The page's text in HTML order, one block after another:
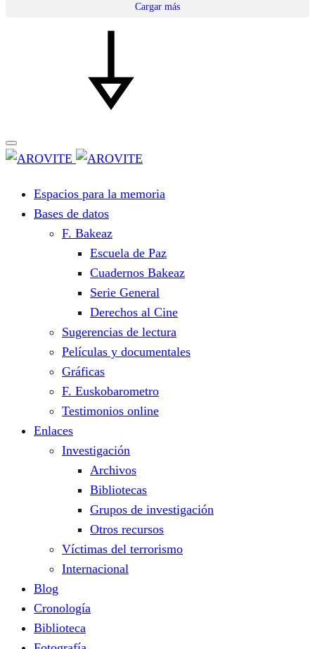
Cargar más
Espacios para la memoria
Bases de datos
F. Bakeaz
Escuela de Paz
Cuadernos Bakeaz
Serie General
Derechos al Cine
Sugerencias de lectura
Películas y documentales
Gráficas
F. Euskobarometro
Testimonios online
Enlaces
Investigación
Archivos
Bibliotecas
Grupos de investigación
Otros recursos
Víctimas del terrorismo
Internacional
Blog
Cronología
Biblioteca